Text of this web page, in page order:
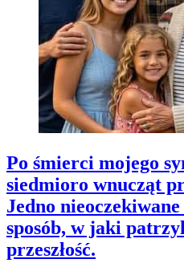
Po śmierci mojego
siedmioro wnucząt
Jedno
sposób, w jaki
przeszłość.